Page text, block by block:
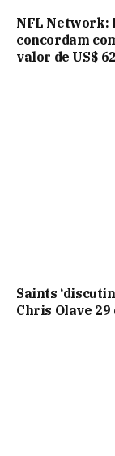
NFL Network:
concordam
valor de US$
Saints
Chris Olave 29